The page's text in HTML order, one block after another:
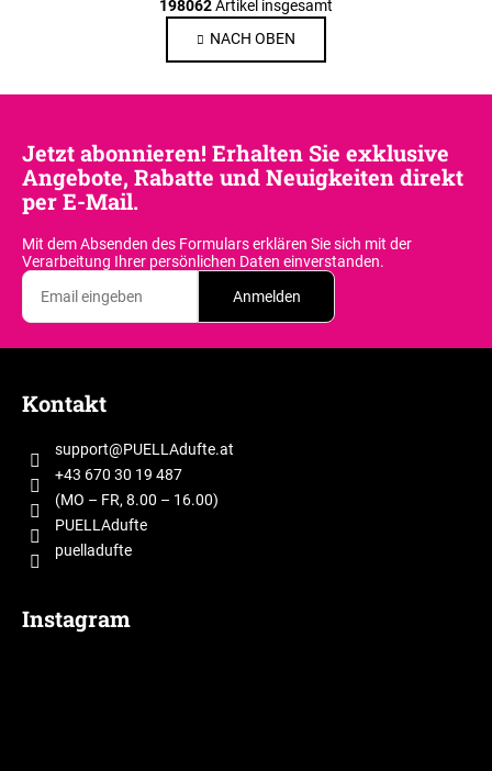
S
t
e
u
e
l
m
e
t
e
d
i
n
i
n
g
198062Artikel insgesamt
NACH OBEN
Jetzt abonnieren! Erhalten Sie exklusive
Angebote, Rabatte und Neuigkeiten direkt
per E-Mail.
Mit dem Absenden des Formulars erklären Sie sich mit der
Verarbeitung Ihrer persönlichen Daten einverstanden.
Anmelden
Kontakt
support@PUELLAdufte.at
+43 670 30 19 487
(MO – FR, 8.00 – 16.00)
PUELLAdufte
puelladufte
Instagram